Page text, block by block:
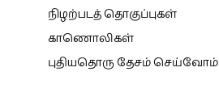
நிழற்படத் தொகுப்புகள்
காணொலிகள்
புதியதொரு தேசம் செய்வோம்